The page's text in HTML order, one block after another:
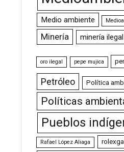
Medio ambiente
Minería minería ilegal
oro ilegal pepe mujica
Petróleo Política
Políticas
Pueblos
Rafael López Aliaga